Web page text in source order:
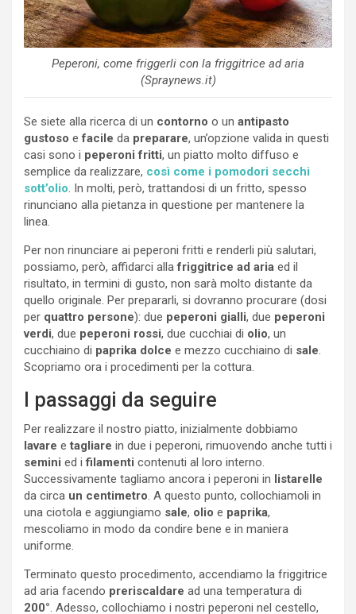
Peperoni, come friggerli con la friggitrice ad aria
(Spraynews.it)
Se siete alla ricerca di un contorno o un antipasto
gustoso efacile da preparare, un’opzione valida in questi
casi sono i peperoni fritti, un piatto molto diffuso e
semplice da realizzare, così come i pomodori secchi
sott’olio. In molti, però, trattandosi di un fritto, spesso
rinunciano alla pietanza in questione per mantenere la
linea.
Per non rinunciare ai peperoni fritti e renderli più salutari,
possiamo, però, affidarci allafriggitrice ad aria ed il
risultato, in termini di gusto, non sarà molto distante da
quello originale. Per prepararli, si dovranno procurare (dosi
per quattro persone): due peperoni gialli, due peperoni
verdi, due peperoni rossi, due cucchiai di olio, un
cucchiaino di paprika dolce e mezzo cucchiaino di sale.
Scopriamo ora i procedimenti per la cottura.
I passaggi da seguire
Per realizzare il nostro piatto, inizialmente dobbiamo
lavare etagliare in due i peperoni, rimuovendo anche tutti i
semini ed ifilamenti contenuti al loro interno.
Successivamente tagliamo ancora i peperoni in listarelle
da circa un centimetro. A questo punto, collochiamoli in
una ciotola e aggiungiamo sale, olio e paprika,
mescoliamo in modo da condire bene e in maniera
uniforme.
Terminato questo procedimento, accendiamo la friggitrice
ad aria facendo preriscaldare ad una temperatura di
200°. Adesso, collochiamo i nostri peperoni nel cestello,